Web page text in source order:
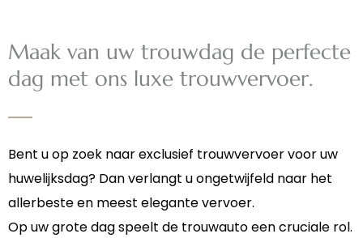
Maak van uw trouwdag de perfecte
dag met ons luxe trouwvervoer.
Bent u op zoek naar exclusief trouwvervoer voor uw
huwelijksdag? Dan verlangt u ongetwijfeld naar het
allerbeste en meest elegante vervoer.
Op uw grote dag speelt de trouwauto een cruciale rol.